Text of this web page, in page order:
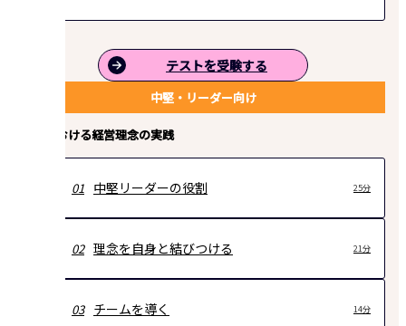
テストを受験する
中堅・リーダー向け
実務における経営理念の実践
01 中堅リーダーの役割 25分
02 理念を自身と結びつける 21分
03 チームを導く 14分